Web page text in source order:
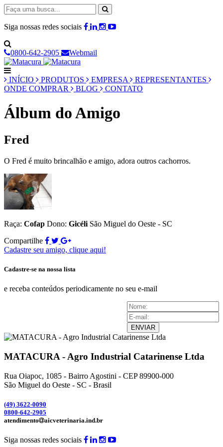
Siga nossas redes sociais
0800-642-2905 Webmail
INÍCIO PRODUTOS EMPRESA
REPRESENTANTES
ONDE COMPRAR
BLOG CONTATO
Álbum do Amigo
Fred
O Fred é muito brincalhão e amigo, adora outros cachorros.
Raça: Cofap Dono: Gicéli São Miguel do Oeste - SC
Compartilhe
Cadastre seu amigo, clique aqui!
Cadastre-se na nossa lista
e receba conteúdos periodicamente no seu e-mail
ENVIAR
MATACURA - Agro Industrial Catarinense Ltda
Rua Oiapoc, 1085 - Bairro Agostini - CEP 89900-000
São Miguel do Oeste - SC - Brasil
(49) 3622-0090
0800-642-2905
atendimento
aicveterinaria.ind.br
Siga nossas redes sociais